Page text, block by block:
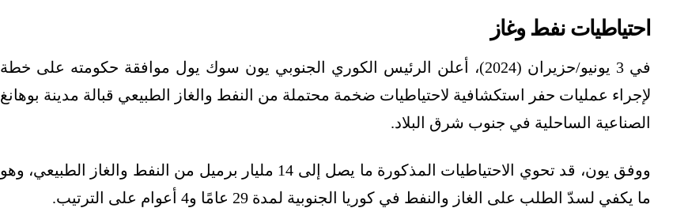
احتياطيات نفط وغاز
في 3 يونيو/حزيران (2024)، أعلن الرئيس الكوري الجنوبي يون سوك يول موافقة حكومته على خطة
لإجراء عمليات حفر استكشافية لاحتياطيات ضخمة محتملة من النفط والغاز الطبيعي قبالة مدينة بوهانغ
الصناعية الساحلية في جنوب شرق البلاد.
ووفق يون، قد تحوي الاحتياطيات المذكورة ما يصل إلى 14 مليار برميل من النفط والغاز الطبيعي، وهو
ما يكفي لسدّ الطلب على الغاز والنفط في كوريا الجنوبية لمدة 29 عامًا و4 أعوام على الترتيب.